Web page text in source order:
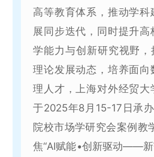
高等教育体系，推动学
展同步迭代，同时提升
学能力与创新研究视野
理论发展动态，培养面向
理人才，上海对外经贸
于2025年8月15-17日承
院校市场学研究会案例教
焦“AI赋能•创新驱动——